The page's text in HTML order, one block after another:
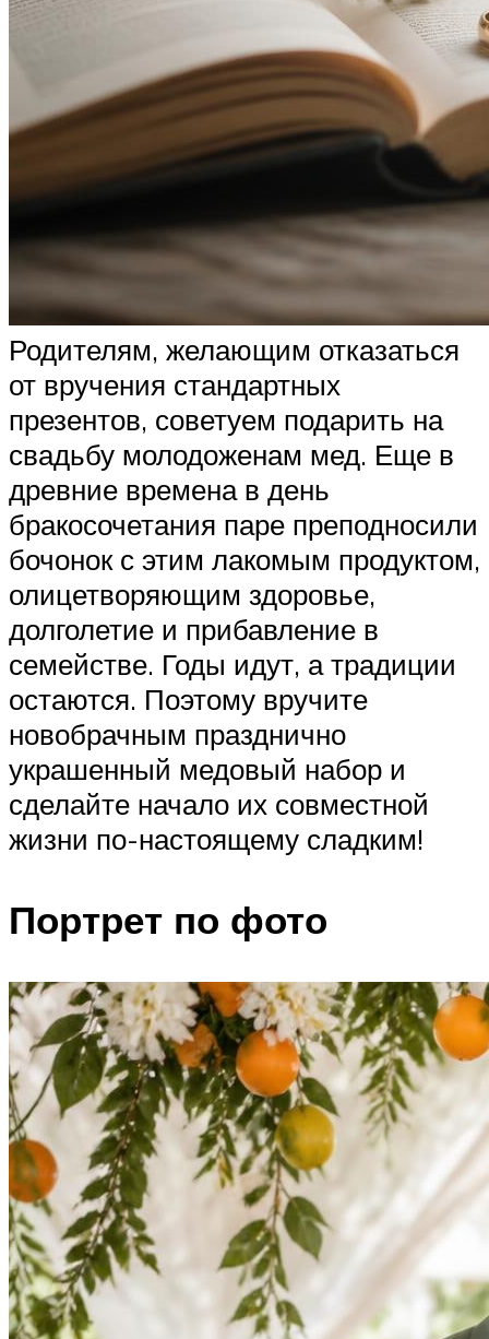
Родителям, желающим отказаться
от вручения стандартных
презентов, советуем подарить на
свадьбу молодоженам мед. Еще в
древние времена в день
бракосочетания паре преподносили
бочонок с этим лакомым продуктом,
олицетворяющим здоровье,
долголетие и прибавление в
семействе. Годы идут, а традиции
остаются. Поэтому вручите
новобрачным празднично
украшенный медовый набор и
сделайте начало их совместной
жизни по-настоящему сладким!
Портрет по фото